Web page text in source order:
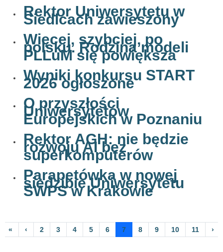
Rektor Uniwersytetu w
Siedlcach zawieszony
Więcej, szybciej, po
polsku. Rodzina modeli
PLLuM się powiększa
Wyniki konkursu START
2026 ogłoszone
O przyszłości
Uniwersytetów
Europejskich w Poznaniu
Rektor AGH: nie będzie
rozwoju AI bez
superkomputerów
Parapetówka w nowej
siedzibie Uniwersytetu
SWPS w Krakowie
« ‹ 2 3 4 5 6 7 8 9 10 11 ›